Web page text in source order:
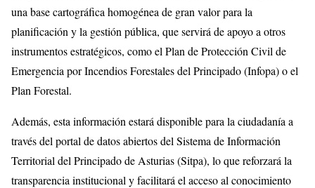
una base cartográfica homogénea de gran valor para la
planificación y la gestión pública, que servirá de apoyo a otros
instrumentos estratégicos, como el Plan de Protección Civil de
Emergencia por Incendios Forestales del Principado (Infopa) o el
Plan Forestal.
Además, esta información estará disponible para la ciudadanía a
través del portal de datos abiertos del Sistema de Información
Territorial del Principado de Asturias (Sitpa), lo que reforzará la
transparencia institucional y facilitará el acceso al conocimiento